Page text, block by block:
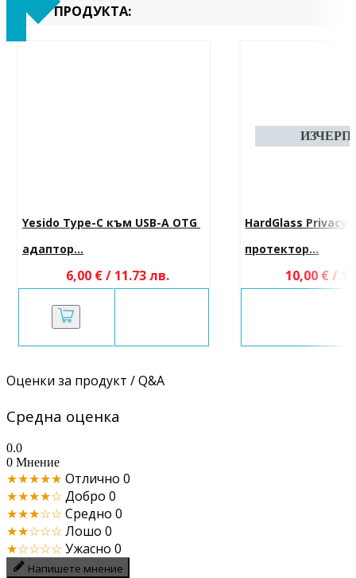
ПРОДУКТА:
Yesido Type-C към USB-A OTG
адаптор...
6,00 € / 11.73 лв.
HardGlass Privacy
протектор...
10,00 € /
Оценки за продукт / Q&A
Средна оценка
0.0
0 Мнение
★★★★★ Отлично 0
★★★★☆ Добро 0
★★★☆☆ Средно 0
★★☆☆☆ Лошо 0
★☆☆☆☆ Ужасно 0
Напишете мнение